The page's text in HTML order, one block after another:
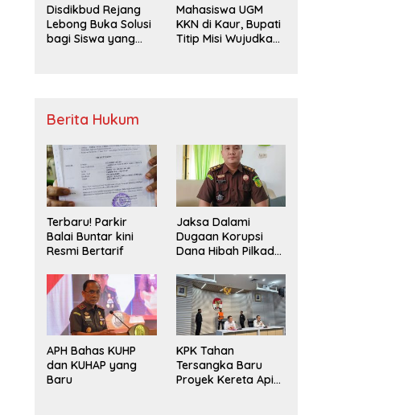
Disdikbud Rejang
Lebong Buka Solusi
bagi Siswa yang
Mahasiswa UGM
KKN di Kaur, Bupati
Titip Misi Wujudkan
Berita Hukum
Terbaru! Parkir
Balai Buntar kini
Resmi Bertarif
Jaksa Dalami
Dugaan Korupsi
Dana Hibah Pilkada
Kaur
APH Bahas KUHP
dan KUHAP yang
Baru
KPK Tahan
Tersangka Baru
Proyek Kereta Api